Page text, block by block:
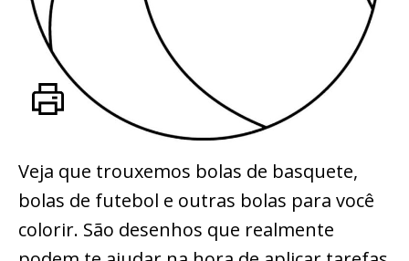
Veja que trouxemos bolas de basquete,
bolas de futebol e outras bolas para você
colorir. São desenhos que realmente